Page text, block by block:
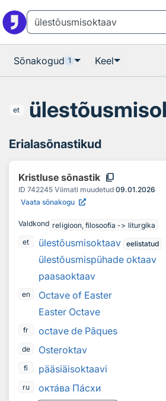
Sõnakogud 1 Keel
et
Erialasõnastikud
Kristluse sõnastik content_copy
ID 742245 Viimati muudetud 09.01.2026
Vaata sõnakogu
Valdkond religioon, filosoofia -> liturgika
et
ülestõusmisoktaav eelistatud
ülestõusmispühade oktaav
paasaoktaav
en
Octave of Easter
Easter Octave
fr octave de Pâques
de Osteroktav
fi pääsiäisoktaavi
ru октава Пасхи